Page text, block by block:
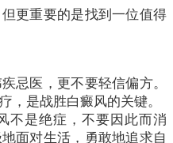
更重要的是找到一位值得
忌医，更不要轻信偏方。
，是战胜白癜风的关键。
不是绝症，不要因此而消
面对生活，勇敢地追求自